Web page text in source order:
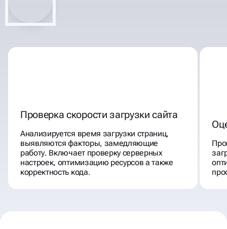
Проверка скорости загрузки сайта
Анализируется время загрузки страниц,
выявляются факторы, замедляющие
работу. Включает проверку серверных
настроек, оптимизацию ресурсов а также
корректность кода.